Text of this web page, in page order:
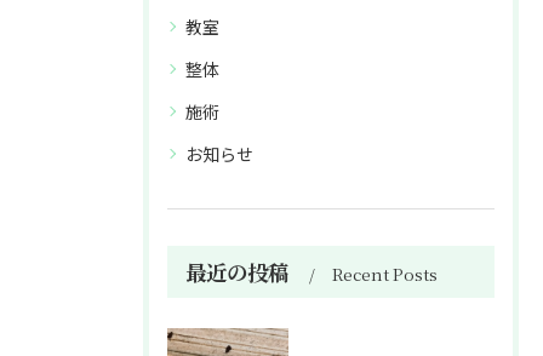
教室
整体
施術
お知らせ
最近の投稿 Recent Posts